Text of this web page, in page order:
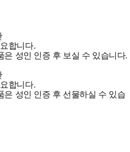
합니다.
은 성인 인증 후 보실 수 있습니다.
합니다.
은 성인 인증 후 선물하실 수 있습